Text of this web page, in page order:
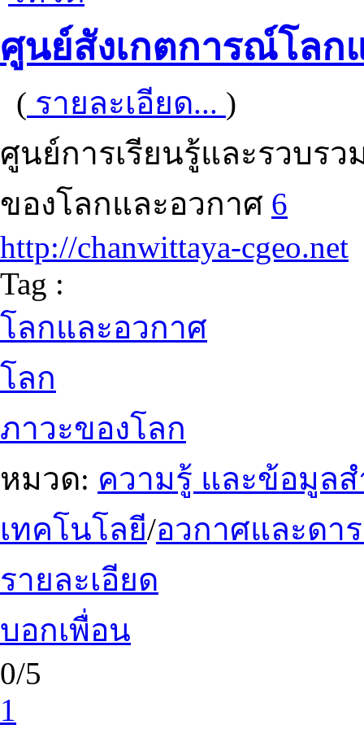
ศูนย์สังเกตการณ์โลก
( รายละเอียด... )
ศูนย์การเรียนรู้และรวบร
ของโลกและอวกาศ 6
http://chanwittaya-cgeo.net
Tag :
โลกและอวกาศ
โลก
ภาวะของโลก
หมวด: ความรู้ และข้อมูล
เทคโนโลยี/อวกาศและดา
รายละเอียด
บอกเพื่อน
0/5
1